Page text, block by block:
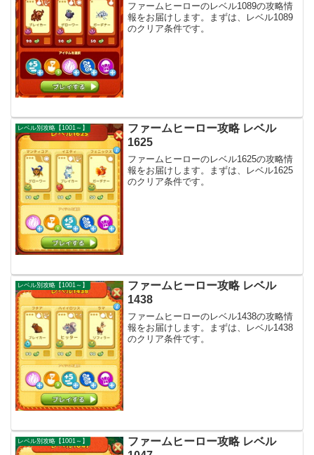
ファームヒーローのレベル1089の攻略情
報をお届けします。まずは、レベル1089
のクリア条件です。
レベル別攻略【1001～】
ファームヒーロー攻略 レベル
1625
ファームヒーローのレベル1625の攻略情
報をお届けします。まずは、レベル1625
のクリア条件です。
レベル別攻略【1001～】
ファームヒーロー攻略 レベル
1438
ファームヒーローのレベル1438の攻略情
報をお届けします。まずは、レベル1438
のクリア条件です。
レベル別攻略【1001～】
ファームヒーロー攻略 レベル